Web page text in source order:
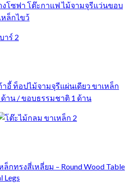
งโซฟา โต๊ะกาแฟ ไม้จามจุรีแว่นขอบ
ล็กไขว้
อี้ ท็อปไม้จามจุรีแผ่นเดียว ขาเหล็ก
าน / ขอบธรรมชาติ 1 ด้าน
กทรงสี่เหลี่ยม – Round Wood Table
Legs